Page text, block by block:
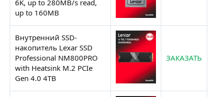
6K, up to 280MB/s read,
up to 160MB
Внутренний SSD-
накопитель Lexar SSD
Professional NM800PRO
with Heatsink M.2 PCIe
Gen 4.0 4TB
ЗАКАЗАТЬ